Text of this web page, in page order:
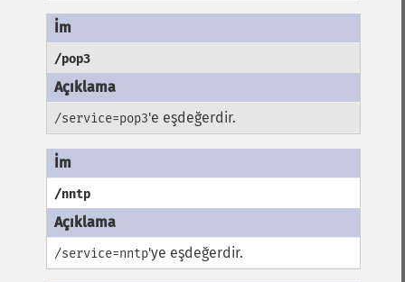
/pop3
/service=pop3'e eşdeğerdir.
/nntp
/service=nntp'ye eşdeğerdir.